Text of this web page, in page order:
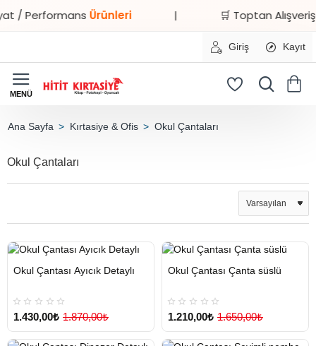
/ PerformansÜrünleri 🛒 Toptan Alışverişe
Giriş Kayıt
Kırtasiye & Ofis Okul Çantaları
Okul Çantaları
TESLİMAT
Yeni Ürün
Okul Çantası Ayıcık Detaylı
1.430,00₺ 1.870,00₺
TESLİMAT
Yeni Ürün
Okul Çantası Çanta süslü
1.210,00₺ 1.650,00₺